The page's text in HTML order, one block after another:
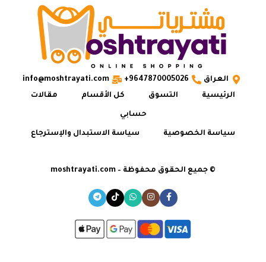
العراق 9647870005026+
info@moshtrayati.com
الرئيسية
التسوق كل الأقسام مقالات
حسابي
سياسة الخصوصية سياسة الاستبدال والإسترجاع
© جميع الحقوق محفوظة – moshtrayati.com